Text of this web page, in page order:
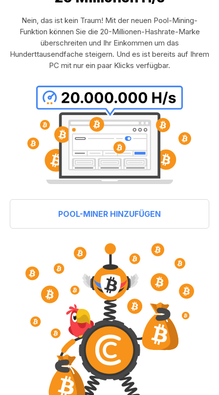
Nein, das ist kein Traum! Mit der neuen Pool-Mining-
Funktion können Sie die 20-Millionen-Hashrate-Marke
überschreiten und Ihr Einkommen um das
Hunderttausendfache steigern. Und es ist bereits auf Ihrem
PC mit nur ein paar Klicks verfügbar.
POOL-MINER HINZUFÜGEN